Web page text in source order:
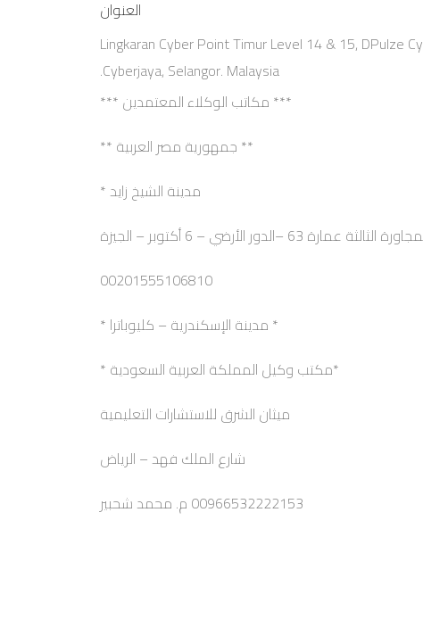
العنوان
Lingkaran Cyber Point Timur Level 14 & 15, DPulze
Cyberjaya, Selangor. Malaysia.
*** مكاتب الوكلاء المعتمدين ***
** جمهورية مصر العربية **
مدينة الشيخ زايد *
63 –الدور الأرضي – 6 أكتوبر – الجيزة
00201555106810
* مدينة الإسكندرية – كليوباترا *
*مكتب وكيل المملكة العربية السعودية *
ميثان الشرق للاستشارات التعليمية
شارع الملك فهد – الرياض
00966532222153 م. محمد شحبير